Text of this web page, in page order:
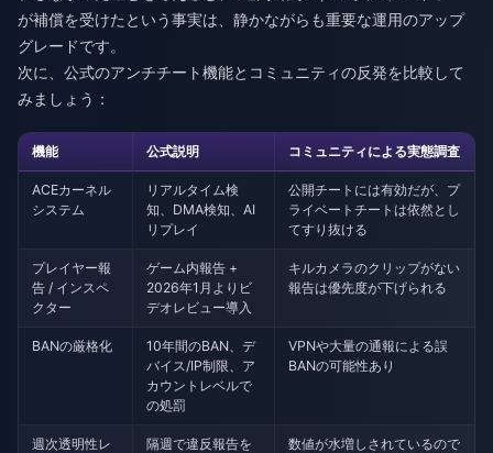
が補償を受けたという事実は、静かながらも重要な運用のアップ
グレードです。
次に、公式のアンチチート機能とコミュニティの反発を比較して
みましょう：
機能 公式説明 コミュニティによる実態調査
ACEカーネル
システム
リアルタイム検
知、DMA検知、AI
リプレイ
公開チートには有効だが、プ
ライベートチートは依然とし
てすり抜ける
プレイヤー報
告 / インスペ
クター
ゲーム内報告 +
2026年1月よりビ
デオレビュー導入
キルカメラのクリップがない
報告は優先度が下げられる
BANの厳格化
10年間のBAN、デ
バイス/IP制限、ア
カウントレベルで
の処罰
VPNや大量の通報による誤
BANの可能性あり
週次透明性レ
隔週で違反報告を
数値が水増しされているので